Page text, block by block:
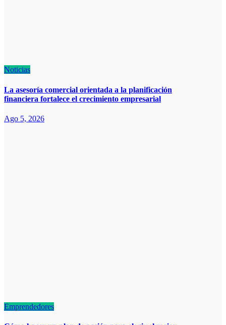
Noticias
La asesoría comercial orientada a la planificación
financiera fortalece el crecimiento empresarial
Ago 5, 2026
Emprendedores